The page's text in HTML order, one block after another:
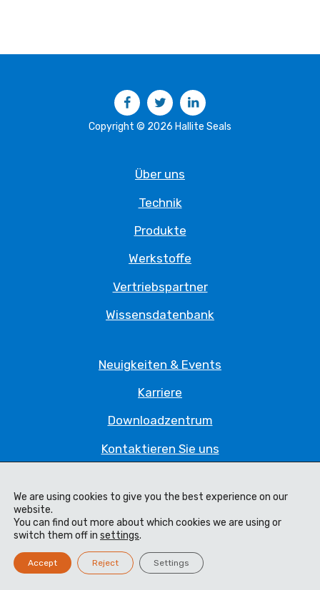
FacebookTwitter
Copyright © 2026 Hallite Seals
Über uns
Technik
Produkte
Werkstoffe
Vertriebspartner
Wissensdatenbank
Neuigkeiten & Events
Karriere
Downloadzentrum
Kontaktieren Sie uns
Datenschutzrichtlinie
Impressum
We are using cookies to give you the best experience on our
website.
You can find out more about which cookies we are using or
switch them off in settings.
Accept Reject Settings